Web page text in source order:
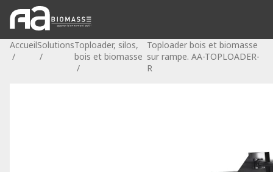
Accueil
/
Solutions
/
Toploader, silos,
bois et biomasse
/
Toploader bois et biomasse
sur rampe. AA-TOPLOADER-
R